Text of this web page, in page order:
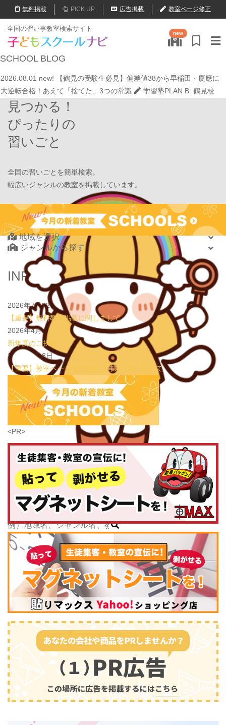
無料掲載 PICK UP 広告掲載 教室ページ修正
全国の習い事教室検索サイト
new
SCHOOL BLOG
2026.07.20 【オンライン開催】夏休みの作文・日記お助け講座
現教室そうぞう
2026.08.01 new!
【鶴見の受験生必見】偏差値38から早稲田・慶應に
大逆転合格！あえて「捨てた」3つの常識
学習塾PLAN B. 鶴見校
2026.08.01 new! 心を育てる時間は今！1歳2歳
2026.07.29
new! 【第24回ファミリードーム杯小学生軟式野球大会】
JPCスポーツ教室 山形店
2026.07.22 情操教育ってつまり何？
現教室そうぞう
2026.08.01 new! 8月末開催【東京三鷹】光る衣装づくり＆ゾンビダン
スでハロウィンを楽しもう👻
表現教室そうぞう
2026.08.01
new!
【鶴見の受験生必見】偏差値38から早稲田・慶應に
大逆転合格！あえて「捨てた」3つの常識
学習塾PLAN B. 鶴見校
2026.08.01 new! 心を育てる時間は今！1歳2歳
いのまた音楽教室
2026.07.29 new! 【第24回ファミリードーム杯小学生軟式野球大会】
JPCスポーツ教室 山形店
2026.07.22
情操教育ってつまり何？
いのまた音楽教室
2026.07.20 【オンライン開催】夏休みの作文・日記お助け講座
表
現教室そうぞう
見つかる！
ぴったりの
習いごと
全国の習いごとを簡単検索。
幅広いジャンルの教室を掲載しています。
子どもスクールナビ
公式キャラクター
掲載教室数173,463件
ジャンル数135件
6/24現在
Find Your School
地域を選択
北海道・東北
北海道
岩手県
宮城県
秋田県
山形県
福島県
関東
栃木県
群馬県
埼玉県
千葉県
東京都
神奈川県
中部
新潟県
富山県
石川県
福井県
山梨県
長野県
岐阜県
静岡県
愛知県
三重県
関西
滋賀県
京都府
大阪府
兵庫県
奈良県
和歌山県
中国・四国
ジャンルから探す
学習教室(5437)
スポーツ・運動(2745)
INFORMATION
2026年7月22日
【重要】無料教室掲載に関しまして
2026年4月3日
新年度のご挨拶
2026年1月8日
【重要】教室ページを利用した営業行為に関して
<PR>